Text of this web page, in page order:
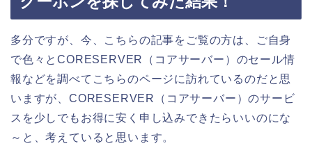
多分ですが、今、こちらの記事をご覧の方は、ご自身
で色々とCORESERVER（コアサーバー）のセール情
報などを調べてこちらのページに訪れているのだと思
いますが、CORESERVER（コアサーバー）のサービ
スを少しでもお得に安く申し込みできたらいいのにな
～と、考えていると思います。